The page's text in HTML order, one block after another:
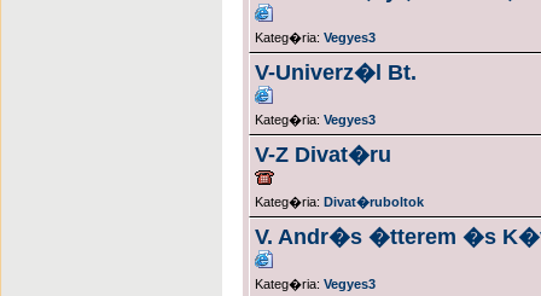
Kateg�ria: Vegyes3
V-Univerz�l Bt.
Kateg�ria: Vegyes3
V-Z Divat�ru
Kateg�ria: Divat�ruboltok
V. Andr�s �tterem �s
Kateg�ria: Vegyes3